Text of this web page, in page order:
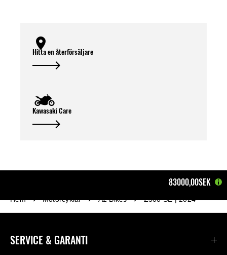
Hitta en återförsäljare
Kawasaki Care
83000,00SEK
Hem Motorcyklar A2 Bikes Z500 SE | 2024
SERVICE & GARANTI